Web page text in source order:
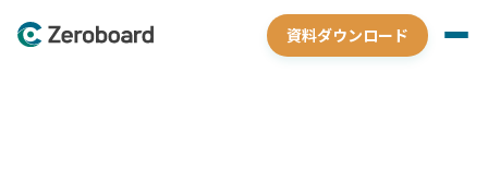
資料ダウンロード